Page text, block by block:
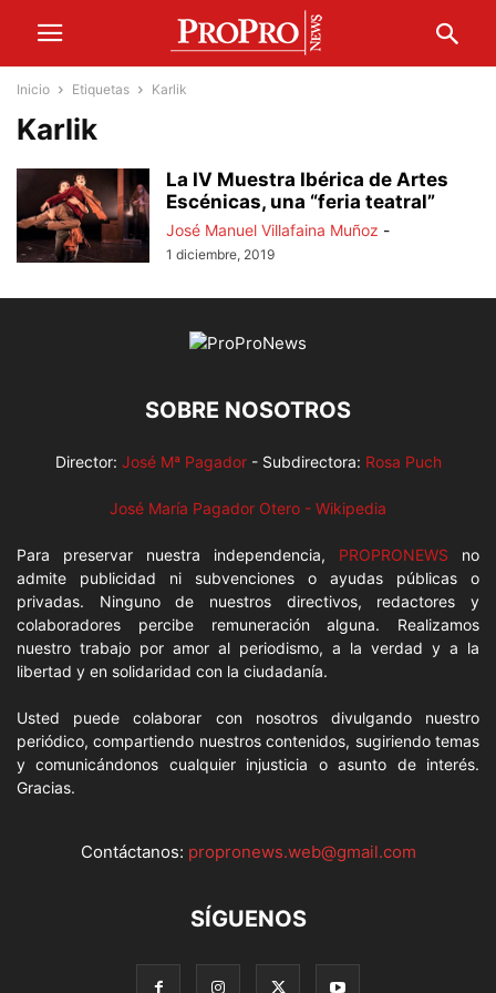
Inicio Etiquetas Karlik
Karlik
La IV Muestra Ibérica de Artes
Escénicas, una “feria teatral”
José Manuel Villafaina Muñoz -
1 diciembre, 2019
SOBRE NOSOTROS
Director: José Mª Pagador- Subdirectora: Rosa Puch
José María Pagador Otero - Wikipedia
Para preservar nuestra independencia, PROPRONEWS no
admite publicidad ni subvenciones o ayudas públicas o
privadas. Ninguno de nuestros directivos, redactores y
colaboradores percibe remuneración alguna. Realizamos
nuestro trabajo por amor al periodismo, a la verdad y a la
libertad y en solidaridad con la ciudadanía.
Usted puede colaborar con nosotros divulgando nuestro
periódico, compartiendo nuestros contenidos, sugiriendo temas
y comunicándonos cualquier injusticia o asunto de interés.
Gracias.
Contáctanos: propronews.web@gmail.com
SÍGUENOS